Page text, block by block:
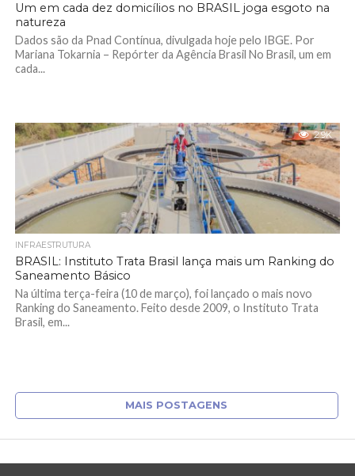
Um em cada dez domicílios no BRASIL joga esgoto na
natureza
Dados são da Pnad Contínua, divulgada hoje pelo IBGE. Por
Mariana Tokarnia – Repórter da Agência Brasil No Brasil, um em
cada...
2.9K
INFRAESTRUTURA
BRASIL: Instituto Trata Brasil lança mais um Ranking do
Saneamento Básico
Na última terça-feira (10 de março), foi lançado o mais novo
Ranking do Saneamento. Feito desde 2009, o Instituto Trata
Brasil, em...
MAIS POSTAGENS